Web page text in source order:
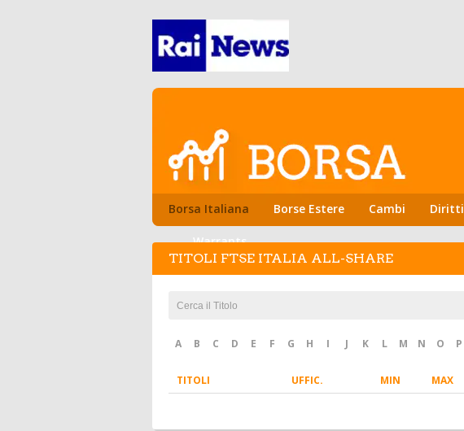
Borsa Italiana Borse Estere Cambi Diritti
Warrants
TITOLI FTSE ITALIA ALL-SHARE
A B C D E F G H I J K L M N O P
TITOLI UFFIC. MIN MAX